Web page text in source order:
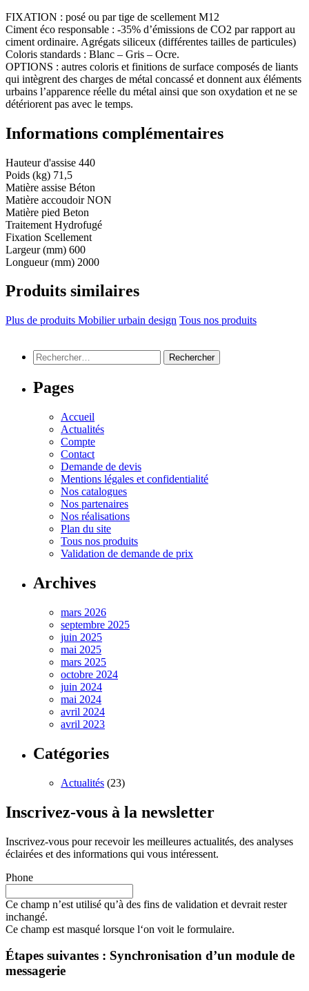
FIXATION : posé ou par tige de scellement M12
Ciment éco responsable : -35% d’émissions de CO2 par rapport au
ciment ordinaire. Agrégats siliceux (différentes tailles de particules)
Coloris standards : Blanc – Gris – Ocre.
OPTIONS : autres coloris et finitions de surface composés de liants
qui intègrent des charges de métal concassé et donnent aux éléments
urbains l’apparence réelle du métal ainsi que son oxydation et ne se
détériorent pas avec le temps.
Informations complémentaires
Hauteur d'assise 440
Poids (kg) 71,5
Matière assise Béton
Matière accoudoir NON
Matière pied Beton
Traitement Hydrofugé
Fixation Scellement
Largeur (mm) 600
Longueur (mm) 2000
Produits similaires
Plus de produits Mobilier urbain design Tous nos produits
Rechercher :
Pages
Accueil
Actualités
Compte
Contact
Demande de devis
Mentions légales et confidentialité
Nos catalogues
Nos partenaires
Nos réalisations
Plan du site
Tous nos produits
Validation de demande de prix
Archives
mars 2026
septembre 2025
juin 2025
mai 2025
mars 2025
octobre 2024
juin 2024
mai 2024
avril 2024
avril 2023
Catégories
Actualités (23)
Inscrivez-vous à la newsletter
Inscrivez-vous pour recevoir les meilleures actualités, des analyses
éclairées et des informations qui vous intéressent.
Phone
Ce champ n’est utilisé qu’à des fins de validation et devrait rester
inchangé.
Ce champ est masqué lorsque l‘on voit le formulaire.
Étapes suivantes : Synchronisation d’un module de
messagerie